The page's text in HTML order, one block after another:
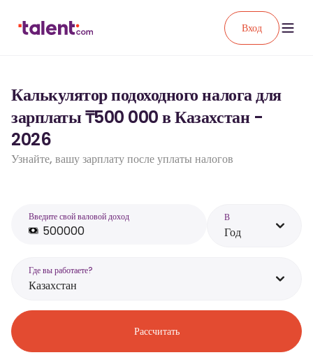
Вход
Калькулятор подоходного налога для
зарплаты ₸500 000 в Казахстан -
2026
Узнайте, вашу зарплату после уплаты налогов
Введите свой валовой доход В
Год
Где вы работаете?
Казахстан
Рассчитать